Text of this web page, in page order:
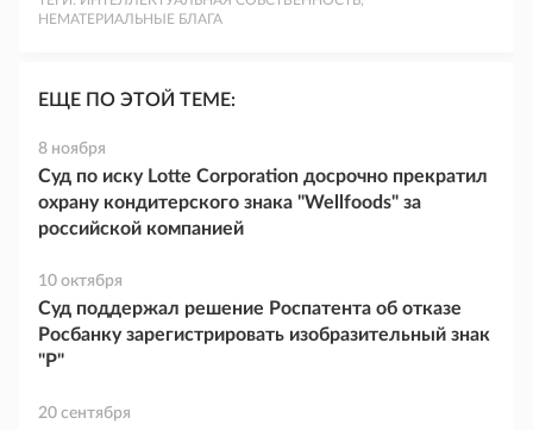
НЕМАТЕРИАЛЬНЫЕ БЛАГА
ЕЩЕ ПО ЭТОЙ ТЕМЕ:
8 ноября
Суд по иску Lotte Corporation досрочно прекратил
охрану кондитерского знака "Wellfoods" за
российской компанией
10 октября
Суд поддержал решение Роспатента об отказе
Росбанку зарегистрировать изобразительный знак
"Р"
20 сентября